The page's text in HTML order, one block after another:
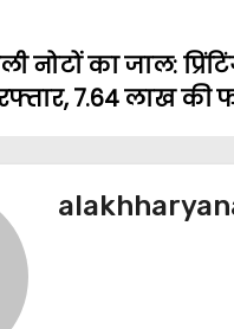
नोटों का जाल:
7.64 लाख की